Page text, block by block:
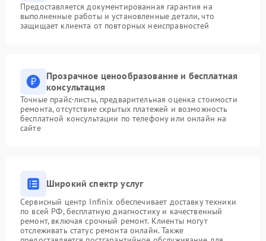
Предоставляется документированная гарантия на
выполненные работы и установленные детали, что
защищает клиента от повторных неисправностей
Прозрачное ценообразование и бесплатная
консультация
Точные прайс-листы, предварительная оценка стоимости
ремонта, отсутствие скрытых платежей и возможность
бесплатной консультации по телефону или онлайн на
сайте
Широкий спектр услуг
Сервисный центр Infinix обеспечивает доставку техники
по всей РФ, бесплатную диагностику и качественный
ремонт, включая срочный ремонт. Клиенты могут
отслеживать статус ремонта онлайн. Также